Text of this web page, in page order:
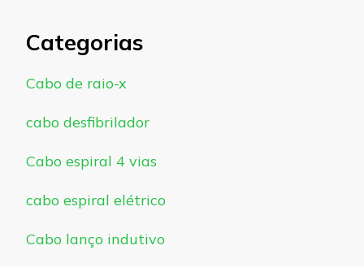
Categorias
Cabo de raio-x
cabo desfibrilador
Cabo espiral 4 vias
cabo espiral elétrico
Cabo lanço indutivo